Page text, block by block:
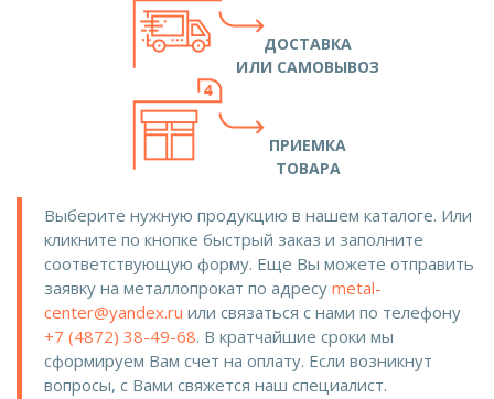
ДОСТАВКА
ИЛИ САМОВЫВОЗ
ПРИЕМКА
ТОВАРА
Выберите нужную продукцию в нашем каталоге. Или
кликните по кнопке быстрый заказ и заполните
соответствующую форму. Еще Вы можете отправить
заявку на металлопрокат по адресу metal-
center@yandex.ru или связаться с нами по телефону
+7 (4872) 38-49-68. В кратчайшие сроки мы
сформируем Вам счет на оплату. Если возникнут
вопросы, с Вами свяжется наш специалист.